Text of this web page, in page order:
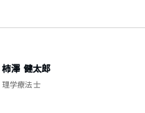
柿澤 健太郎
理学療法士